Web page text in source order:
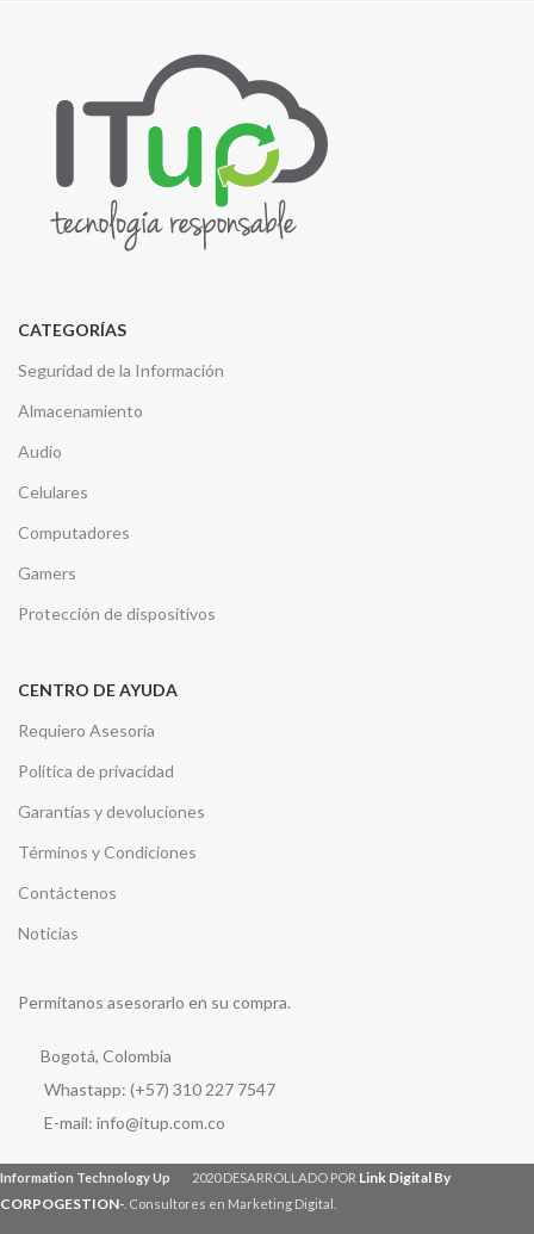
CATEGORÍAS
Seguridad de la Información
Almacenamiento
Audio
Celulares
Computadores
Gamers
Protección de dispositivos
CENTRO DE AYUDA
Requiero Asesoría
Política de privacidad
Garantías y devoluciones
Términos y Condiciones
Contáctenos
Noticias
Permítanos asesorarlo en su compra.
Bogotá, Colombia
Whastapp: (+57) 310 227 7547
E-mail: info@itup.com.co
Information Technology Up 2020 DESARROLLADO POR Link Digital By
CORPOGESTION- . Consultores en Marketing Digital.